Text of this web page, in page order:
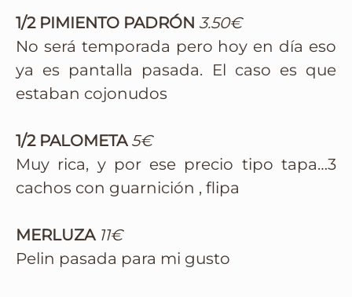
1/2 PIMIENTO PADRÓN 3.50€
No será temporada pero hoy en día eso
ya es pantalla pasada. El caso es que
estaban cojonudos
1/2 PALOMETA 5€
Muy rica, y por ese precio tipo tapa…3
cachos con guarnición , flipa
MERLUZA11€
Pelin pasada para mi gusto